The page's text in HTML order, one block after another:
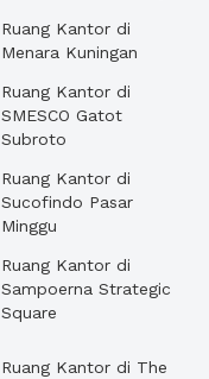
Ruang Kantor di
Menara Kuningan
Ruang Kantor di
SMESCO Gatot
Subroto
Ruang Kantor di
Sucofindo Pasar
Minggu
Ruang Kantor di
Sampoerna Strategic
Square
Ruang Kantor di The